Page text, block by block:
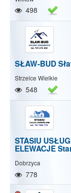
Pokaż/Ukryj
498
SŁAW-BUD
Strzelce Wielkie
548
STASIU
ELEWACJE
Dobrzyca
778